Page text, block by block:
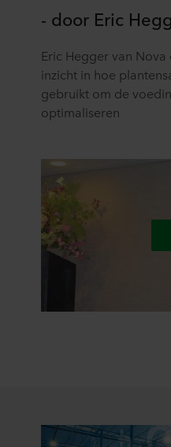
- door Eric
Eric Hegger van
inzicht in hoe
gebruikt om de
optimaliseren